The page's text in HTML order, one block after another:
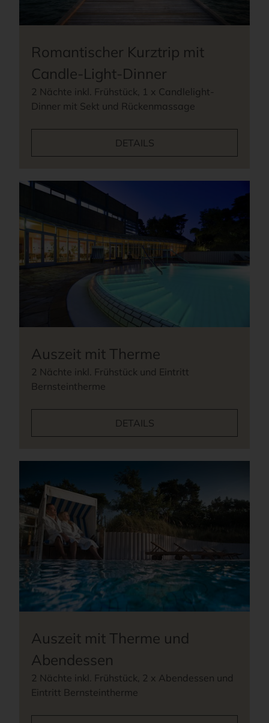
Romantischer Kurztrip mit
Candle-Light-Dinner
2 Nächte inkl. Frühstück, 1 x Candlelight-
Dinner mit Sekt und Rückenmassage
DETAILS
Auszeit mit Therme
2 Nächte inkl. Frühstück und Eintritt
Bernsteintherme
DETAILS
Auszeit mit Therme und
Abendessen
2 Nächte inkl. Frühstück, 2 x Abendessen und
Eintritt Bernsteintherme